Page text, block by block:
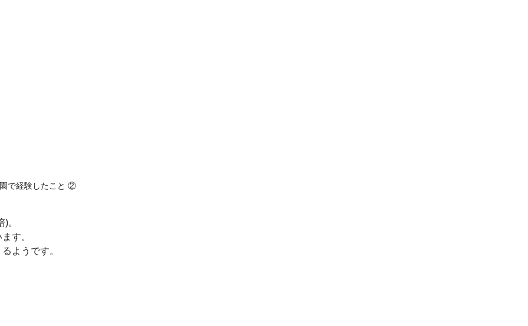
で経験したこと ②
。
す。
ようです。